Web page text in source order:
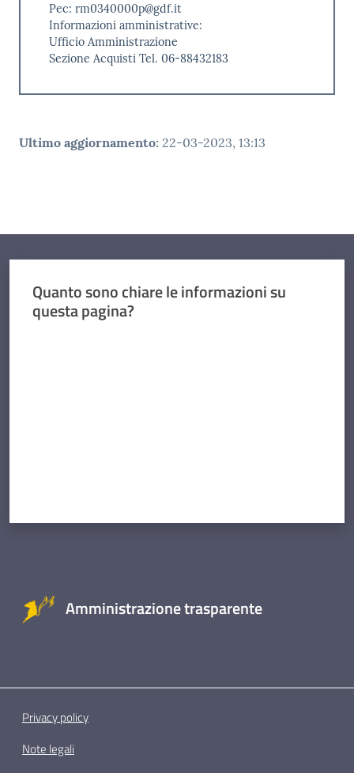
Pec: rm0340000p@gdf.it
Informazioni amministrative:
Ufficio Amministrazione
Sezione Acquisti Tel. 06-88432183
Ultimo aggiornamento: 22-03-2023, 13:13
Quanto sono chiare le informazioni su
questa pagina?
Amministrazione trasparente
Privacy policy
Note legali